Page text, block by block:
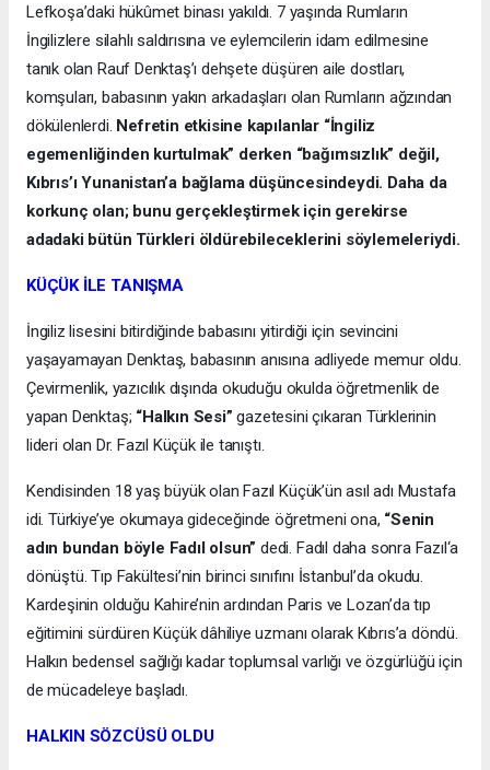
Lefkoşa’daki hükûmet binası yakıldı. 7 yaşında Rumların
İngilizlere silahlı saldırısına ve eylemcilerin idam edilmesine
tanık olan Rauf Denktaş’ı dehşete düşüren aile dostları,
komşuları, babasının yakın arkadaşları olan Rumların ağzından
dökülenlerdi. Nefretin etkisine kapılanlar “İngiliz
egemenliğinden kurtulmak” derken “bağımsızlık” değil,
Kıbrıs’ı Yunanistan’a bağlama düşüncesindeydi. Daha da
korkunç olan; bunu gerçekleştirmek için gerekirse
adadaki bütün Türkleri öldürebileceklerini söylemeleriydi.
KÜÇÜK İLE TANIŞMA
İngiliz lisesini bitirdiğinde babasını yitirdiği için sevincini
yaşayamayan Denktaş, babasının anısına adliyede memur oldu.
Çevirmenlik, yazıcılık dışında okuduğu okulda öğretmenlik de
yapan Denktaş; “Halkın Sesi”gazetesini çıkaran Türklerinin
lideri olan Dr. Fazıl Küçük ile tanıştı.
Kendisinden 18 yaş büyük olan Fazıl Küçük’ün asıl adı Mustafa
idi. Türkiye’ye okumaya gideceğinde öğretmeni ona, “Senin
adın bundan böyle Fadıl olsun” dedi. Fadıl daha sonra Fazıl‘a
dönüştü. Tıp Fakültesi’nin birinci sınıfını İstanbul’da okudu.
Kardeşinin olduğu Kahire’nin ardından Paris ve Lozan’da tıp
eğitimini sürdüren Küçük dâhiliye uzmanı olarak Kıbrıs’a döndü.
Halkın bedensel sağlığı kadar toplumsal varlığı ve özgürlüğü için
de mücadeleye başladı.
HALKIN SÖZCÜSÜ OLDU